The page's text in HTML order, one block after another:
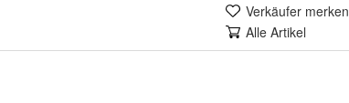
Verkäufer merken
Alle Artikel